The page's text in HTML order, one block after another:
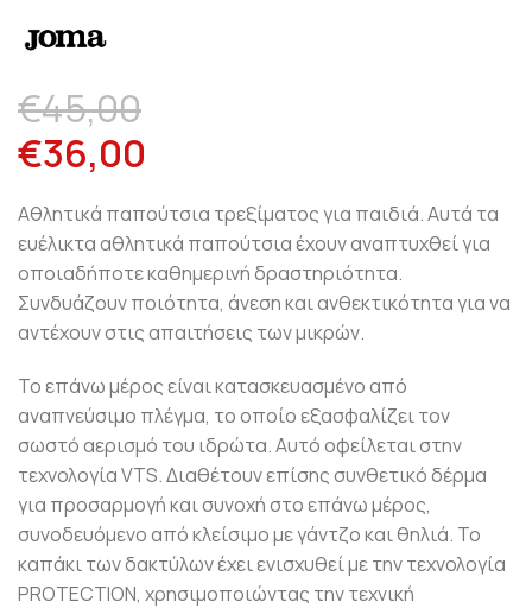
€45,00
€36,00
Αθλητικά παπούτσια τρεξίματος για παιδιά. Αυτά τα
ευέλικτα αθλητικά παπούτσια έχουν αναπτυχθεί για
οποιαδήποτε καθημερινή δραστηριότητα.
Συνδυάζουν ποιότητα, άνεση και ανθεκτικότητα για να
αντέχουν στις απαιτήσεις των μικρών.
Το επάνω μέρος είναι κατασκευασμένο από
αναπνεύσιμο πλέγμα, το οποίο εξασφαλίζει τον
σωστό αερισμό του ιδρώτα. Αυτό οφείλεται στην
τεχνολογία VTS. Διαθέτουν επίσης συνθετικό δέρμα
για προσαρμογή και συνοχή στο επάνω μέρος,
συνοδευόμενο από κλείσιμο με γάντζο και θηλιά. Το
καπάκι των δακτύλων έχει ενισχυθεί με την τεχνολογία
PROTECTION, χρησιμοποιώντας την τεχνική